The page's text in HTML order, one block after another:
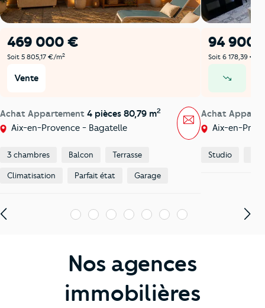
469 000 €
Soit 5 805,17 €/m2
Vente
Achat Appartement 4 pièces 80,79 m2
Aix-en-Provence - Bagatelle
Message
3 chambres Balcon Terrasse
Climatisation Parfait état Garage
94 900
Soit 6 178,39 €/m
Achat
Aix-en-
Studio
1 2 3 4 5 6 7
Nos agences
immobilières